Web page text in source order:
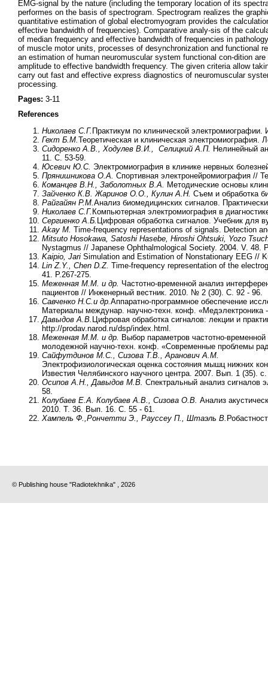
EMG-signal by the nature (including the temporary location of its
performes on the basis of spectrogram. Spectrogram realizes the
quantitative estimation of global electromyogram provides the
effective bandwidth of frequencies). Comparative analy-sis of the
of median frequency and effective bandwidth of frequencies in
of muscle motor units, processes of desynchronization and functional
an estimation of human neuromuscular system functional con-dition
amplitude to effective bandwidth frequency. The given criteria allow
carry out fast and effective express diagnostics of neuromuscular
processing.
Pages: 3-11
References
Николаев С.Г. Практикум по клинической электромиографии.
Гехт Б.М.Теоретическая и клиническая электромиография.
Сидоренко А.В., Ходулев В.И., Селицкий А.П. Нелинейный
11. С. 53-59.
Юсевич Ю.С. Электромиография в клинике нервных
Прянишникова О.А. Спортивная электронейромиография //
Команцев В.Н., Заболотных В.А. Методические основы
Зайченко К.В. Жаринов О.О., Кулин А.Н. Съем и обработка
Райгайян Р.М.Анализ биомедицинских сигналов.
Николаев С.Г. Компьютерная электромиография в
Сергиенко А.Б. Цифровая обработка сигналов. Учебник для
Akay M. Time-frequency representations of signals. Detection
Mitsuto Hosokawa, Satoshi Hasebe, Hiroshi Ohtsuki, Yozo
Nystagmus // Japanese Ophthalmological Society. 2004. V. 48.
Kaipio, Jari Simulation and Estimation of Nonstationary EEG //
Lin Z.Y., Chen D.Z. Time-frequency representation of the
41. P.267-275.
Меженная М.М. и др. Частотно-временной анализ
пациентов // Инженерный вестник. 2010. № 2 (30). С. 92 - 96.
Савченко Н.С.и др.Аппаратно-программное обеспечение
Материалы междунар. научно-техн. конф.
Давыдов А.В. Цифровая обработка сигналов: лекции и
http://prodav.narod.ru/dsp/index.html.
Меженная М.М. и др. Выбор параметров частотно-
молодежной научно-техн. конф. «Современные проблемы
Сайфутдинов М.С., Сизова Т.В., Аранович А.М.
Электрофизиологическая оценка состояния мышц нижних
Известия Челябинского научного центра. 2007. Вып. 1 (35).
Осипов А.Н., Давыдов М.В. Спектральный анализ
58.
Колубаев Е.А. Колубаев А.В., Сизова О.В. Анализ
2010. Т. 36. Вып. 16. С. 55 - 61.
Хампель Ф.,Рончетти Э., Рауссеу П., Штаэль В.
© Publishing house "Radiotekhnika" , 2026